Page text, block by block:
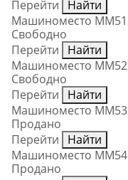
Перейти
Найти
Машиноместо ММ51
Свободно
Перейти
Найти
Машиноместо ММ52
Свободно
Перейти
Найти
Машиноместо ММ53
Продано
Перейти
Найти
Машиноместо ММ54
Продано